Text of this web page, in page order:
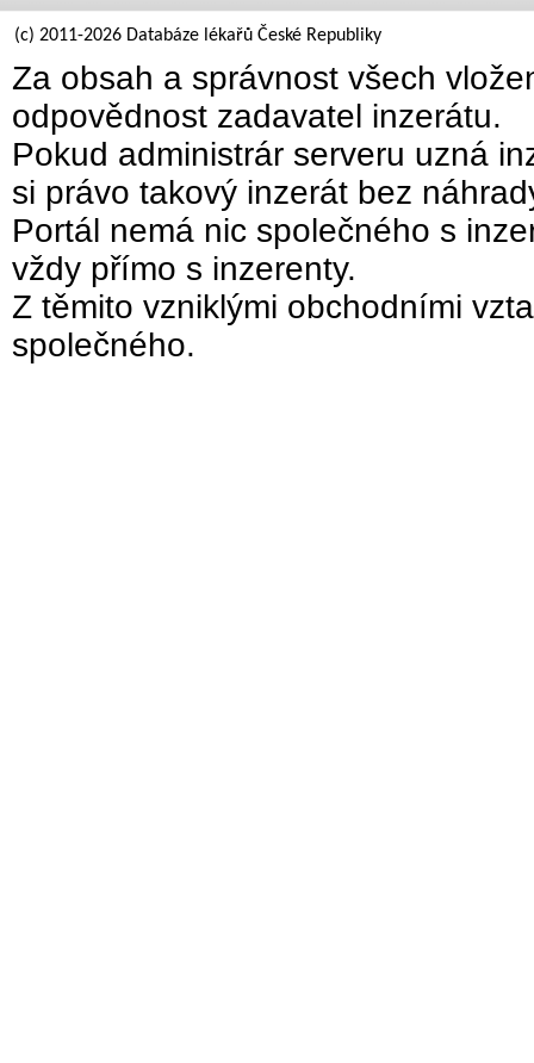
(c) 2011-2026 Databáze lékařů České Republiky
Za obsah a správnost všech
odpovědnost zadavatel inzerátu.
Pokud administrár serveru uzná
si právo takový inzerát bez
Portál nemá nic společného s
vždy přímo s inzerenty.
Z těmito vzniklými obchodními
společného.